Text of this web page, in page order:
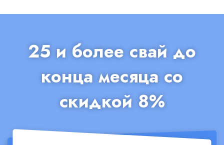
25 и более свай до
конца месяца со
скидкой 8%